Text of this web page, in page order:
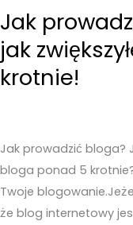
Jak
jak
krotnie!
Jak prowadzić bloga?
bloga ponad 5
Twoje
że blog internetowy